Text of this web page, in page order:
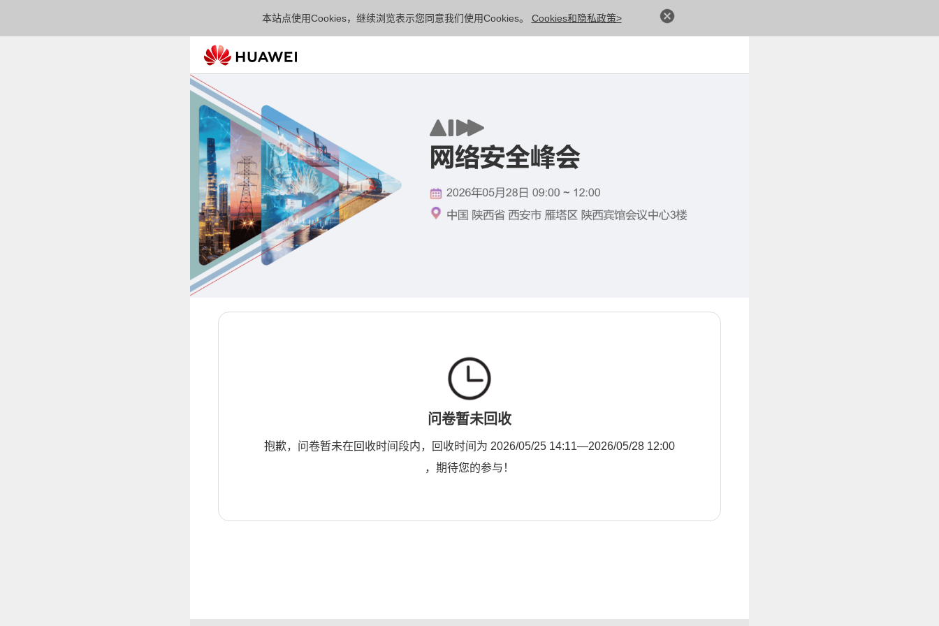
本站点使用Cookies，继续浏览表示您同意我们使用Cookies。 Cookies和隐私政策>
问卷暂未回收
抱歉，问卷暂未在回收时间段内，回收时间为 2026/05/25 14:11—2026/05/28 12:00
，期待您的参与！